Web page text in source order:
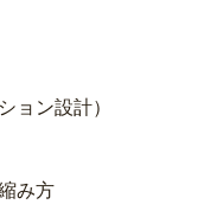
ョン設計）
み方